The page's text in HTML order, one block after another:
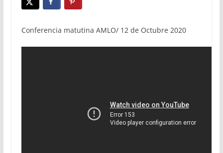
Conferencia matutina AMLO/ 12 de Octubre 2020